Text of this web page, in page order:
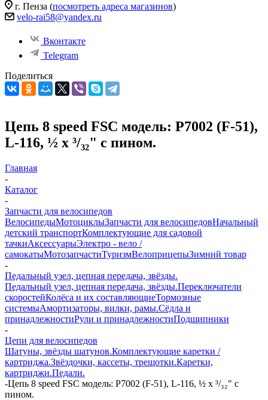
г. Пенза (посмотреть адреса магазинов)
velo-rai58@yandex.ru
Вконтакте
Telegram
Поделиться
Цепь 8 speed FSC модель: Р7002 (F-51),
L-116, ½ х ³/₃₂" с пином.
Главная
-
Каталог
-
Запчасти для велосипедов
ВелосипедыМотоциклыЗапчасти для велосипедовНачальный
детский транспортКомплектующие для садовой
тачкиАксессуарыЭлектро - вело /
самокатыМотозапчастиТуризмВелоприцепыЗимний товар
-
Педальный узел, цепная передача, звёзды.
Педальный узел, цепная передача, звёзды.Переключатели
скоростейКолёса и их составляющиеТормозные
системыАмортизаторы, вилки, рамы.Сёдла и
принадлежностиРули и принадлежностиПодшипники
-
Цепи для велосипедов
Шатуны, звёзды шатунов.Комплектующие каретки /
картриджа.Звёздочки, кассеты, трещотки.Каретки,
картриджи.Педали.
-Цепь 8 speed FSC модель: Р7002 (F-51), L-116, ½ х ³/₃₂" с
пином.